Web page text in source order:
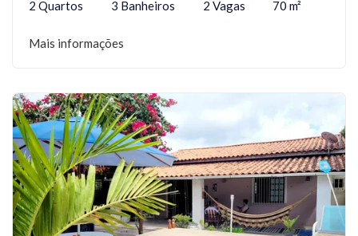
2 Quartos 3 Banheiros 2 Vagas 70 m²
Mais informações